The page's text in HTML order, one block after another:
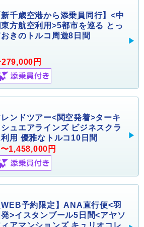
新千歳空港から添乗員同行】<中
東方航空利用>5都市を巡る とっ
きのトルコ周遊8日間
円
レンドツアー<関空発着>ターキ
シュエアラインズ ビジネスクラ
利用 優雅なトルコ10日間
1,458,000円
WEB予約限定】ANA直行便<羽
発>イスタンブール5日間<アヤソ
ィアマンションズ キュリオコレ